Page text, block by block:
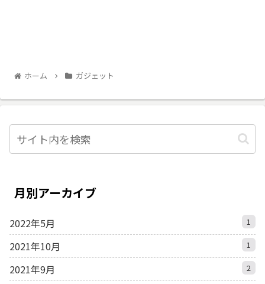
ホーム ガジェット
月別アーカイブ
2022年5月 1
2021年10月 1
2021年9月 2